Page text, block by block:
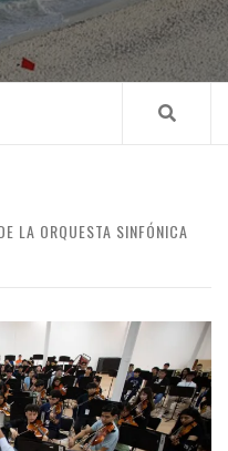
LA ORQUESTA SINFÓNICA